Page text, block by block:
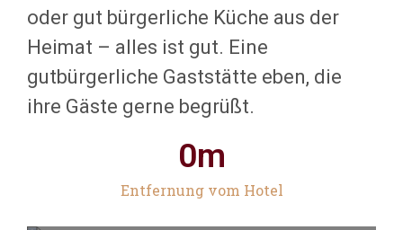
oder gut bürgerliche Küche aus der
Heimat – alles ist gut. Eine
gutbürgerliche Gaststätte eben, die
ihre Gäste gerne begrüßt.
0m
Entfernung vom Hotel